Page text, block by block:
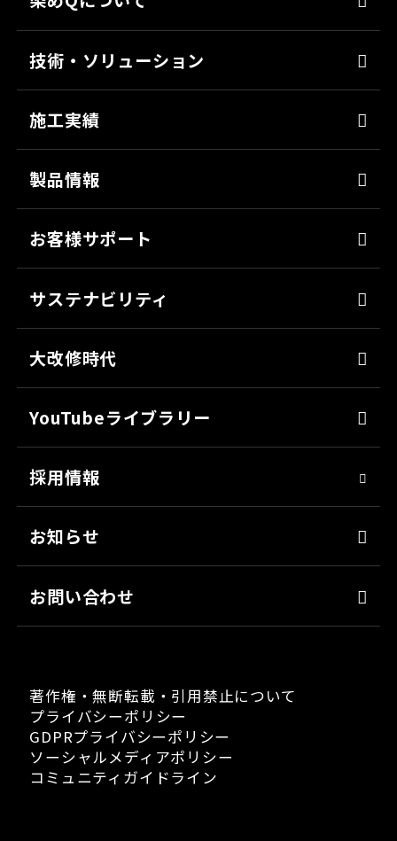
会社概要
沿革
技術・ソリューション
強靭化工法
ソリューション
施工実績
製品情報
ミッチャクロン
パテ
上塗り
サフェーサー
シーリング・接着剤
クリーナー・脱脂剤
お客様サポート
各種書類のご依頼
会社見学
サステナビリティ
技術革新
社会貢献
人材育成
アスリート社員
職場環境
大改修時代
YouTubeライブラリー
採用情報
お知らせ
お問い合わせ
著作権・無断転載・引用禁止について
プライバシーポリシー
GDPRプライバシーポリシー
ソーシャルメディアポリシー
コミュニティガイドライン